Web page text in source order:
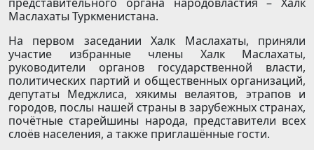
Маслахаты Туркменистана.
На первом заседании Халк Маслахаты, приняли
участие избранные члены Халк Маслахаты,
руководители органов государственной власти,
политических партий и общественных организаций,
депутаты Меджлиса, хякимы велаятов, этрапов и
городов, послы нашей страны в зарубежных странах,
почётные старейшины народа, представители всех
слоёв населения, а также приглашённые гости.